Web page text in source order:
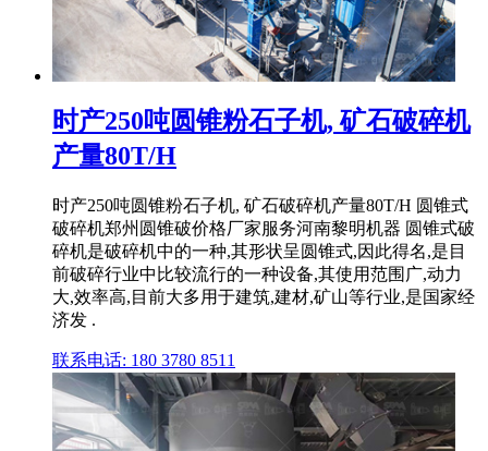
时产250吨圆锥粉石子机, 矿石破碎机
产量80T/H
时产250吨圆锥粉石子机, 矿石破碎机产量80T/H 圆锥式
破碎机郑州圆锥破价格厂家服务河南黎明机器 圆锥式破
碎机是破碎机中的一种,其形状呈圆锥式,因此得名,是目
前破碎行业中比较流行的一种设备,其使用范围广,动力
大,效率高,目前大多用于建筑,建材,矿山等行业,是国家经
济发 .
联系电话: 180 3780 8511